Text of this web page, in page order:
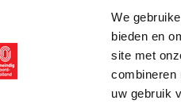
We
bieden en
site met
combineren
uw gebruik